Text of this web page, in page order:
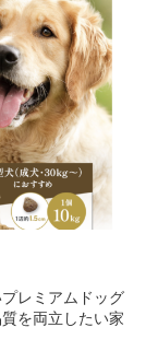
レミアムドッグ
を両立したい家